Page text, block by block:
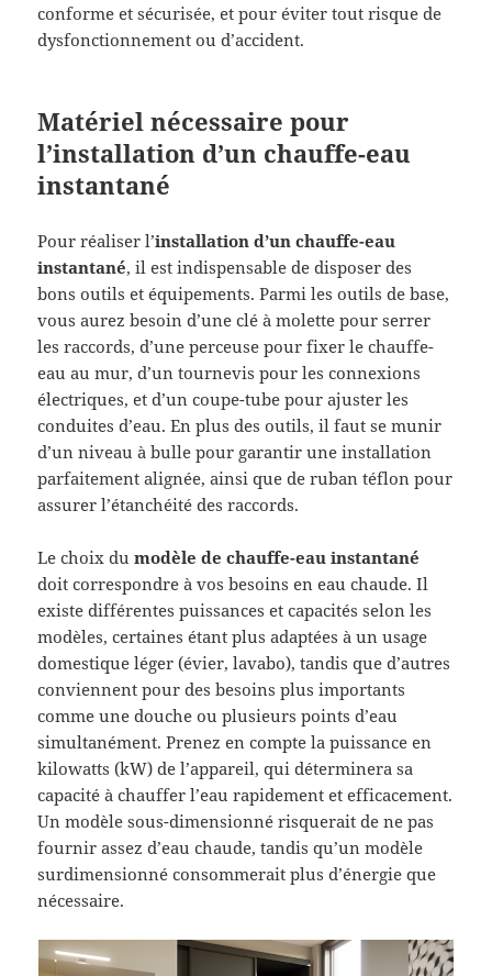
conforme et sécurisée, et pour éviter tout risque de
dysfonctionnement ou d’accident.
Matériel nécessaire pour
l’installation d’un chauffe-eau
instantané
Pour réaliser l’installation d’un chauffe-eau
instantané, il est indispensable de disposer des
bons outils et équipements. Parmi les outils de base,
vous aurez besoin d’une clé à molette pour serrer
les raccords, d’une perceuse pour fixer le chauffe-
eau au mur, d’un tournevis pour les connexions
électriques, et d’un coupe-tube pour ajuster les
conduites d’eau. En plus des outils, il faut se munir
d’un niveau à bulle pour garantir une installation
parfaitement alignée, ainsi que de ruban téflon pour
assurer l’étanchéité des raccords.
Le choix dumodèle de chauffe-eau instantané
doit correspondre à vos besoins en eau chaude. Il
existe différentes puissances et capacités selon les
modèles, certaines étant plus adaptées à un usage
domestique léger (évier, lavabo), tandis que d’autres
conviennent pour des besoins plus importants
comme une douche ou plusieurs points d’eau
simultanément. Prenez en compte la puissance en
kilowatts (kW) de l’appareil, qui déterminera sa
capacité à chauffer l’eau rapidement et efficacement.
Un modèle sous-dimensionné risquerait de ne pas
fournir assez d’eau chaude, tandis qu’un modèle
surdimensionné consommerait plus d’énergie que
nécessaire.